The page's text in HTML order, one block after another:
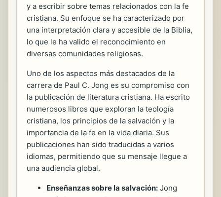
y a escribir sobre temas relacionados con la fe
cristiana. Su enfoque se ha caracterizado por
una interpretación clara y accesible de la Biblia,
lo que le ha valido el reconocimiento en
diversas comunidades religiosas.
Uno de los aspectos más destacados de la
carrera de Paul C. Jong es su compromiso con
la publicación de literatura cristiana. Ha escrito
numerosos libros que exploran la teología
cristiana, los principios de la salvación y la
importancia de la fe en la vida diaria. Sus
publicaciones han sido traducidas a varios
idiomas, permitiendo que su mensaje llegue a
una audiencia global.
Enseñanzas sobre la salvación: Jong